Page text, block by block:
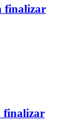
finalizar
finalizar